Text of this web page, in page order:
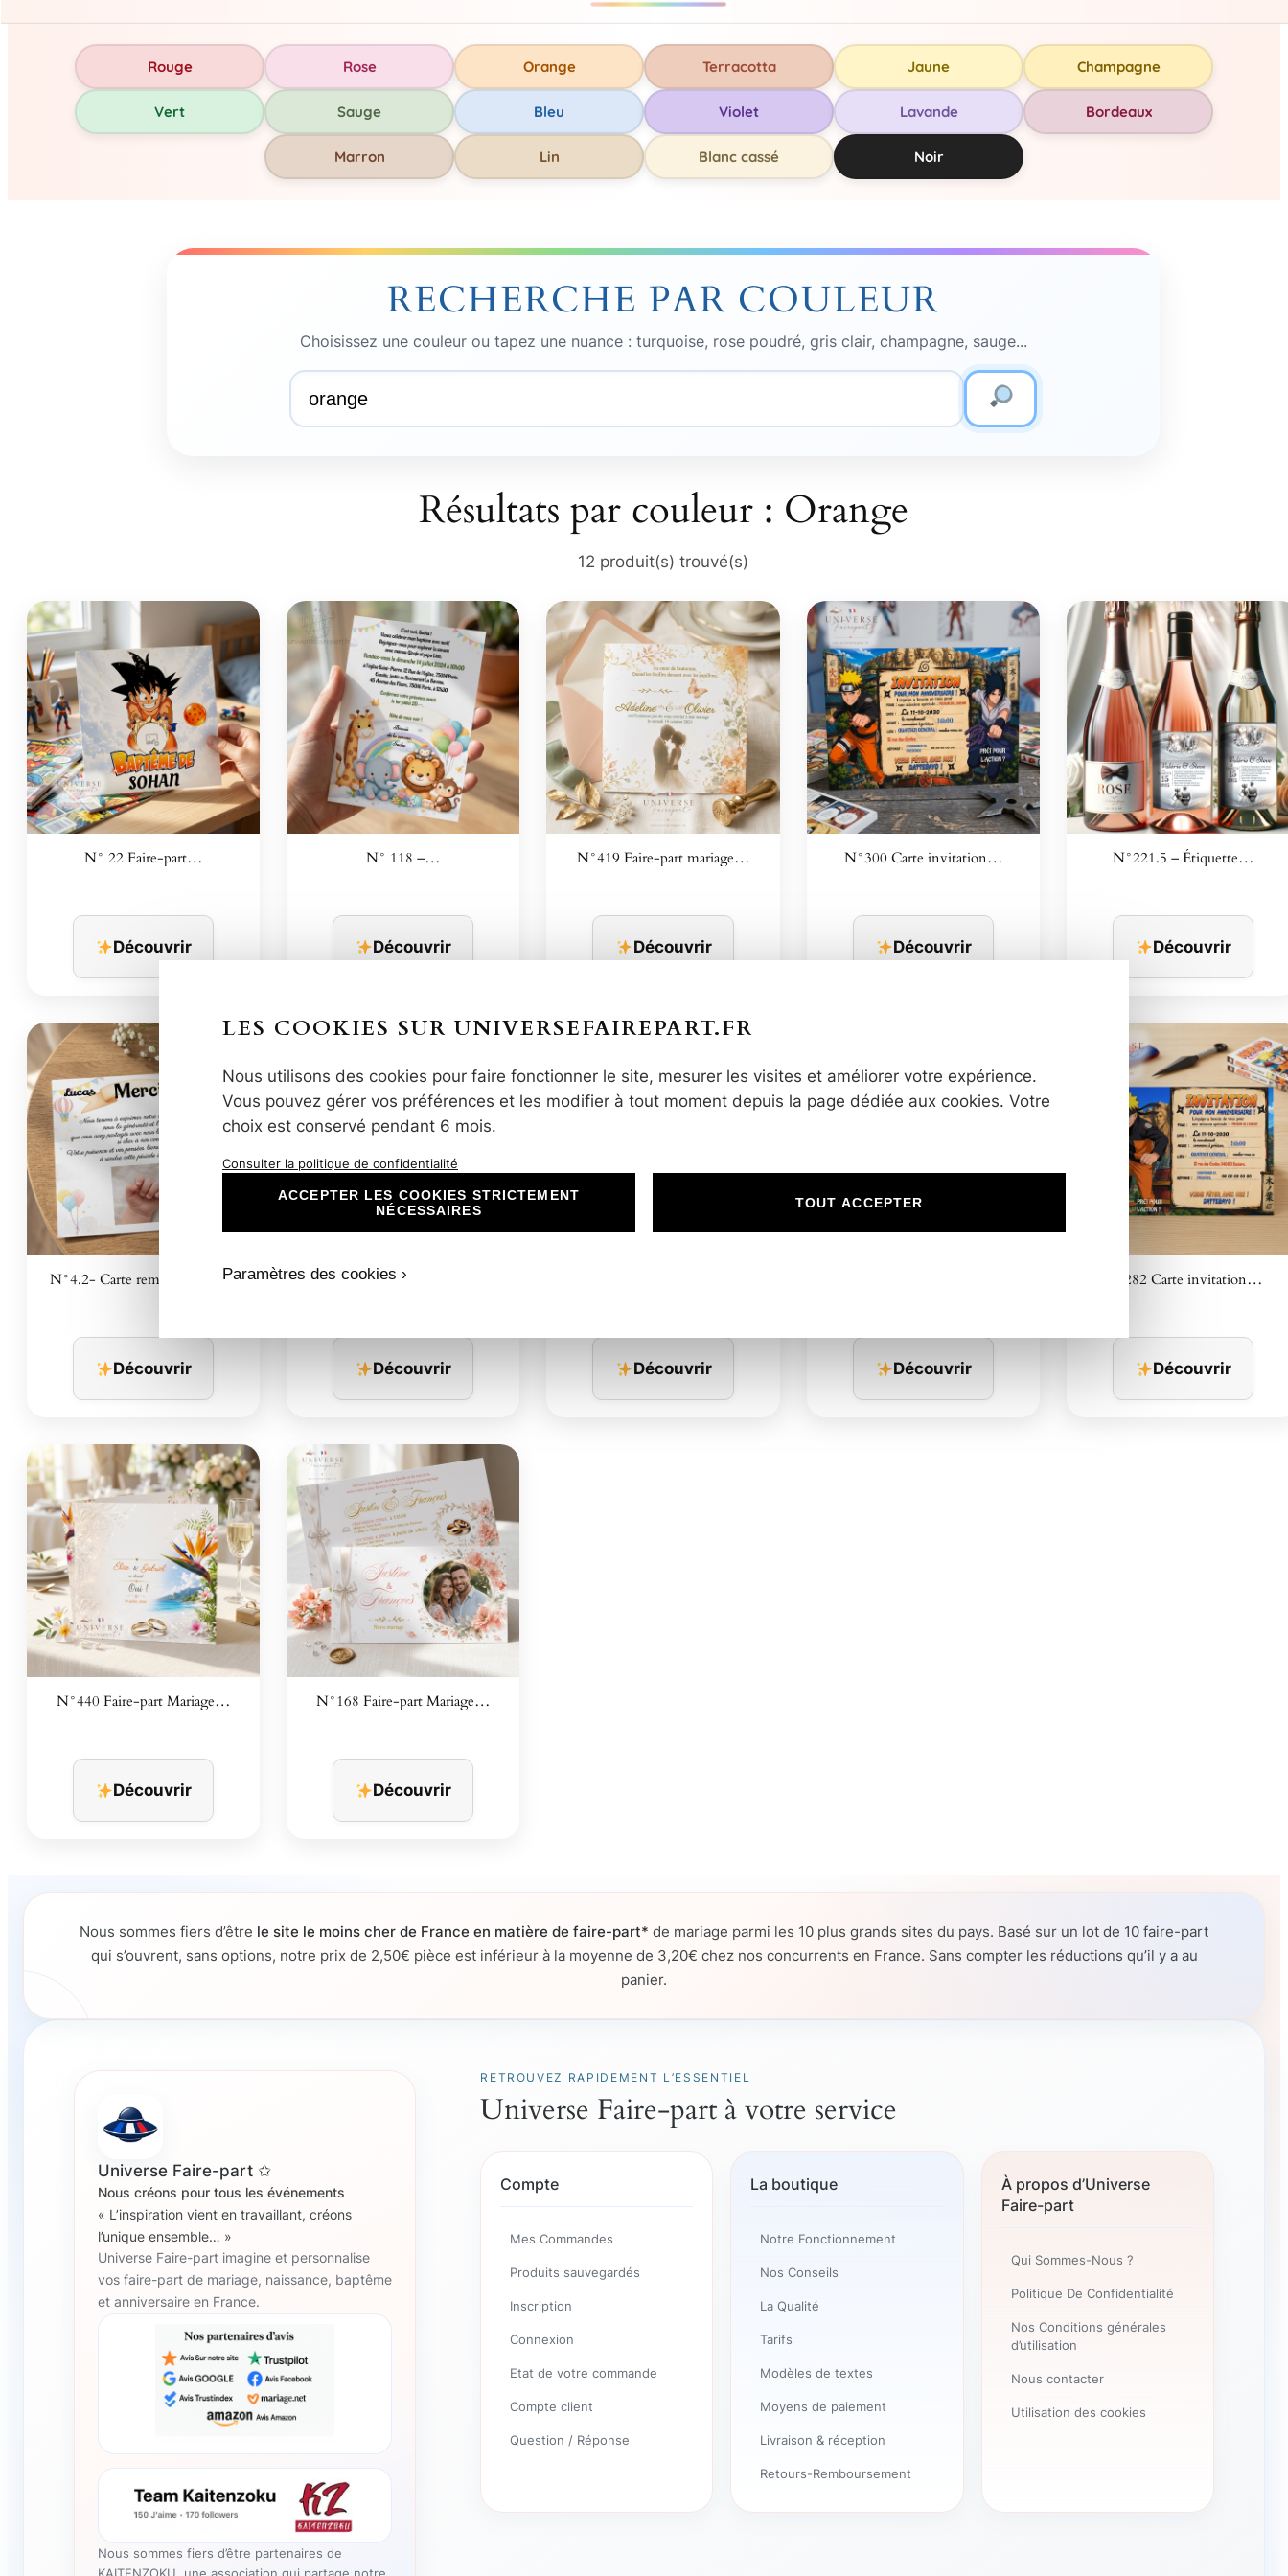
e
r
Rouge Rose Orange Terracotta Jaune Champagne
Vert Sauge Bleu Violet Lavande Bordeaux
Marron Lin Blanc cassé Noir
RECHERCHE PAR COULEUR
Choisissez une couleur ou tapez une nuance : turquoise, rose poudré, gris clair, champagne, sauge...
Résultats par couleur : Orange
12 produit(s) trouvé(s)
N° 22 Faire-part…
Découvrir
N° 118 –…
Découvrir
N°419 Faire-part mariage…
Découvrir
N°300 Carte invitation…
Découvrir
N°221.5 – Étiquette…
Découvrir
N°4.2- Carte remerciement…
Découvrir
N°560 – Faire-part…
Découvrir Découvrir Découvrir
N°282 Carte invitation…
Découvrir
N°440 Faire-part Mariage…
Découvrir
N°168 Faire-part Mariage…
Découvrir
Nous sommes fiers d’être le site le moins cher de France en matière de faire-part* de mariage parmi les 10 plus grands sites du pays. Basé sur un lot de 10 faire-part
qui s’ouvrent, sans options, notre prix de 2,50€ pièce est inférieur à la moyenne de 3,20€ chez nos concurrents en France. Sans compter les réductions qu’il y a au
panier.
Universe Faire-part ✩
Nous créons pour tous les événements
« L’inspiration vient en travaillant, créons
l’unique ensemble… »
Universe Faire-part imagine et personnalise
vos faire-part de mariage, naissance, baptême
et anniversaire en France.
Nous sommes fiers d’être partenaires de
RETROUVEZ RAPIDEMENT L’ESSENTIEL
Universe Faire-part à votre service
Compte
Mes Commandes
Produits sauvegardés
Inscription
Connexion
Etat de votre commande
Compte client
Question / Réponse
La boutique
Notre Fonctionnement
Nos Conseils
La Qualité
Tarifs
Modèles de textes
Moyens de paiement
Livraison & réception
Retours-Remboursement
À propos d’Universe
Faire-part
Qui Sommes-Nous ?
Politique De Confidentialité
Nos Conditions générales
d’utilisation
Nous contacter
Utilisation des cookies
LES COOKIES SUR UNIVERSEFAIREPART.FR
Nous utilisons des cookies pour faire fonctionner le site, mesurer les visites et améliorer votre expérience.
Vous pouvez gérer vos préférences et les modifier à tout moment depuis la page dédiée aux cookies. Votre
choix est conservé pendant 6 mois.
Consulter la politique de confidentialité
ACCEPTER LES COOKIES STRICTEMENT
NÉCESSAIRES
Paramètres des cookies ›
TOUT ACCEPTER